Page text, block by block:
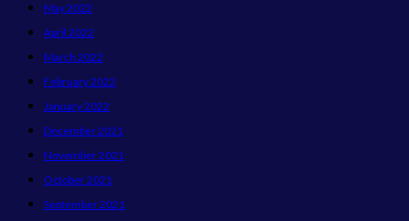
May 2022
April 2022
March 2022
February 2022
January 2022
December 2021
November 2021
October 2021
September 2021